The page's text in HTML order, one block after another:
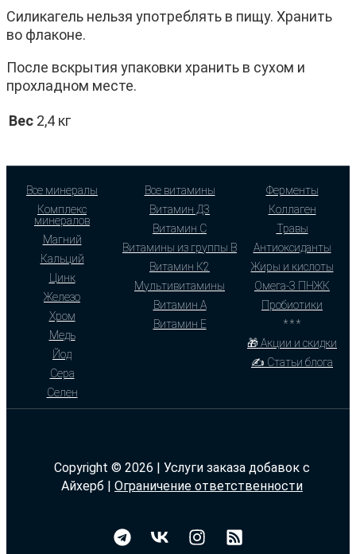
Силикагель нельзя употреблять в пищу. Хранить
во флаконе.
После вскрытия упаковки хранить в сухом и
прохладном месте.
Вес 2,4 кг
Все минералы
Комплекс
минералов
Магний
Кальций
Цинк
Железо
Хром
Медь
Йод
Сера
Селен
Все витамины
Витамин Д3
Витамин С
Витамины из группы В
Витамин К2
Мультивитамины
Витамин А
Витамин Е
Ферменты
Коллаген
Травы
Антиоксиданты
Жиры и кислоты
Омега-3 ПНЖК
Пробиотики
* * *
🎁 Акции и скидки
✍ Статьи блога
Copyright © 2026 | Услуги заказа добавок с
Айхерб | Ограничение ответственности